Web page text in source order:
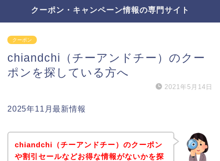
クーポン・キャンペーン情報の専門サイト
クーポン
chiandchi（チーアンドチー）のクー
ポンを探している方へ
2021年5月14日
2025年11月最新情報
chiandchi（チーアンドチー）のクーポン
や割引セールなどお得な情報がないかを探